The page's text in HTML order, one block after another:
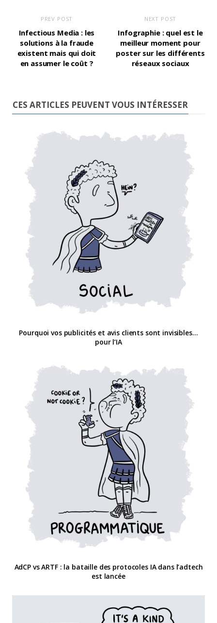
PREV POST
Infectious Media : les
solutions à la fraude
existent mais qui doit
en assumer le coût ?
NEXT POST
Infographie : quel est le
meilleur moment pour
poster sur les différents
réseaux sociaux
CES ARTICLES PEUVENT VOUS INTÉRESSER
Pourquoi vos publicités et avis clients sont invisibles…
pour l’IA
AdCP vs ARTF : la bataille des protocoles IA dans l’adtech
est lancée